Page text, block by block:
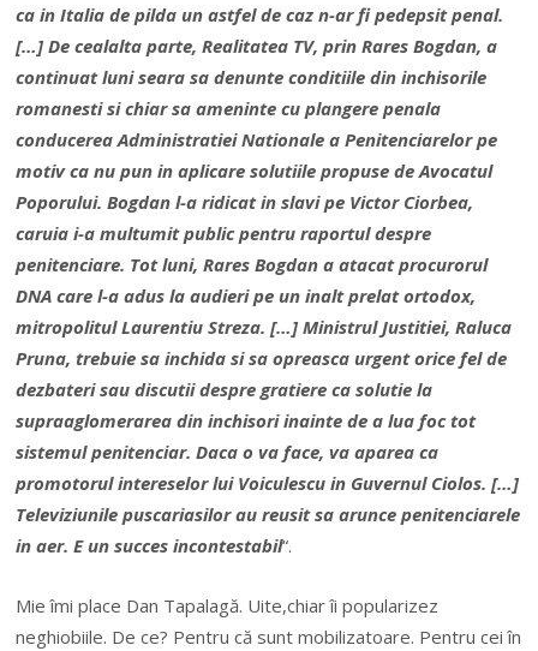
ca in Italia de pilda un astfel de caz n-ar fi pedepsit penal.
[…] De cealalta parte, Realitatea TV, prin Rares Bogdan, a
continuat luni seara sa denunte conditiile din inchisorile
romanesti si chiar sa ameninte cu plangere penala
conducerea Administratiei Nationale a Penitenciarelor pe
motiv ca nu pun in aplicare solutiile propuse de Avocatul
Poporului. Bogdan l-a ridicat in slavi pe Victor Ciorbea,
caruia i-a multumit public pentru raportul despre
penitenciare. Tot luni, Rares Bogdan a atacat procurorul
DNA care l-a adus la audieri pe un inalt prelat ortodox,
mitropolitul Laurentiu Streza. […] Ministrul Justitiei, Raluca
Pruna, trebuie sa inchida si sa opreasca urgent orice fel de
dezbateri sau discutii despre gratiere ca solutie la
supraaglomerarea din inchisori inainte de a lua foc tot
sistemul penitenciar. Daca o va face, va aparea ca
promotorul intereselor lui Voiculescu in Guvernul Ciolos. […]
Televiziunile puscariasilor au reusit sa arunce penitenciarele
in aer. E un succes incontestabil“.
Mie îmi place Dan Tapalagă. Uite,chiar îi popularizez
neghiobiile. De ce? Pentru că sunt mobilizatoare. Pentru cei în